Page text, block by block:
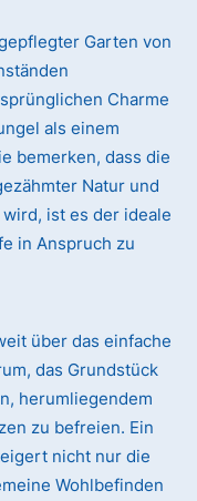
Garten von
Charme
als einem
bemerken, dass die
Natur und
ist es der ideale
in Anspruch zu
über das einfache
das Grundstück
herumliegendem
zu befreien. Ein
nicht nur die
Wohlbefinden